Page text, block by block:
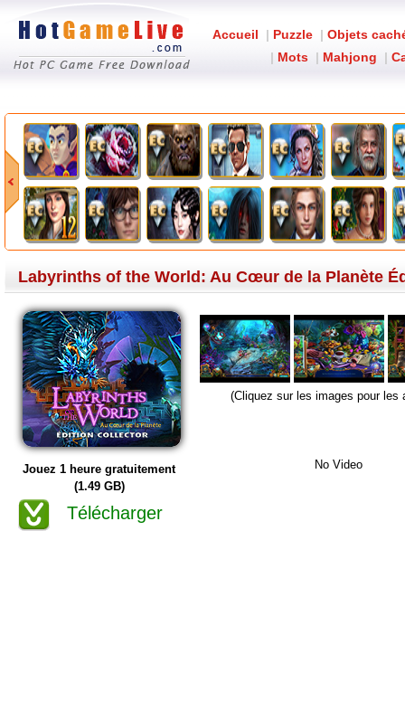
Accueil | Puzzle | Objets
| Mots | Mahjong |
Labyrinths of
Labyrinths of the World: Au Cœur de la Planète
Jouez 1 heure gratuitement
(1.49 GB)
Télécharger
(Cliquez sur les images pour les
No Video